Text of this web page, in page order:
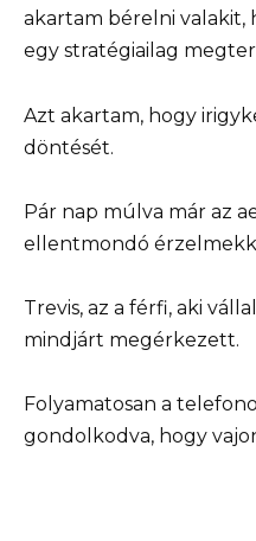
akartam bérelni valakit,
egy stratégiailag
Azt akartam, hogy
döntését.
Pár nap múlva már az
ellentmondó
Trevis, az a férfi, aki
mindjárt megérkezett.
Folyamatosan a
gondolkodva, hogy